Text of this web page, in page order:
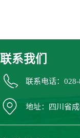
联系我们
联系电话：028-
地址：四川省